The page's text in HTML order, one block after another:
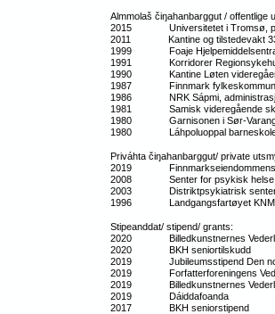
Almmolaš čiŋahanbarggut /
2015 Universitetet i Tromsø,
2011 Kantine og tilstedevakt
1999 Foaje
1991 Korridorer
1990 Kantine Løten
1987 Finnmark fylkeskommunes
1986 NRK Sápmi,
1981 Samisk videregående
1980 Garnisonen i Sør-
1980 Láhpoluoppal barneskole
Priváhta čiŋahanbarggut/ private
2019 Finnmarkseiendommens
2008 Senter for psykisk
2003 Distriktpsykiatrisk senter
1996 Landgangsfartøyet KNM
Stipeanddat/ stipend/ grants:
2020 Billedkunstnernes
2020 BKH seniortilskudd
2019 Jubileumsstipend Den
2019 Forfatterforeningens
2019 Billedkunstnernes
2019 Dáiddafoanda
2017 BKH seniorstipend